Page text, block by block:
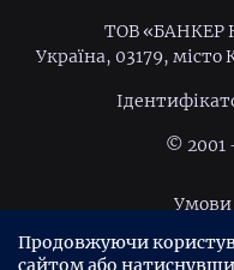
ТОВ «БАНКЕР
Україна, 03179,
© 2001
Умови
Політика
Продовжуючи
сайтом або